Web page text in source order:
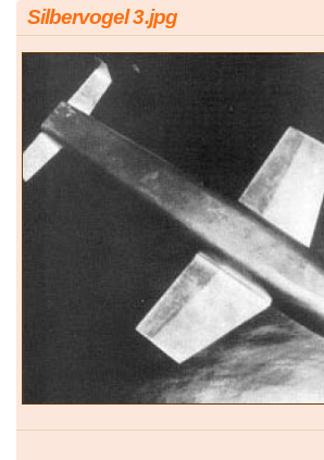
Silbervogel 3.jpg